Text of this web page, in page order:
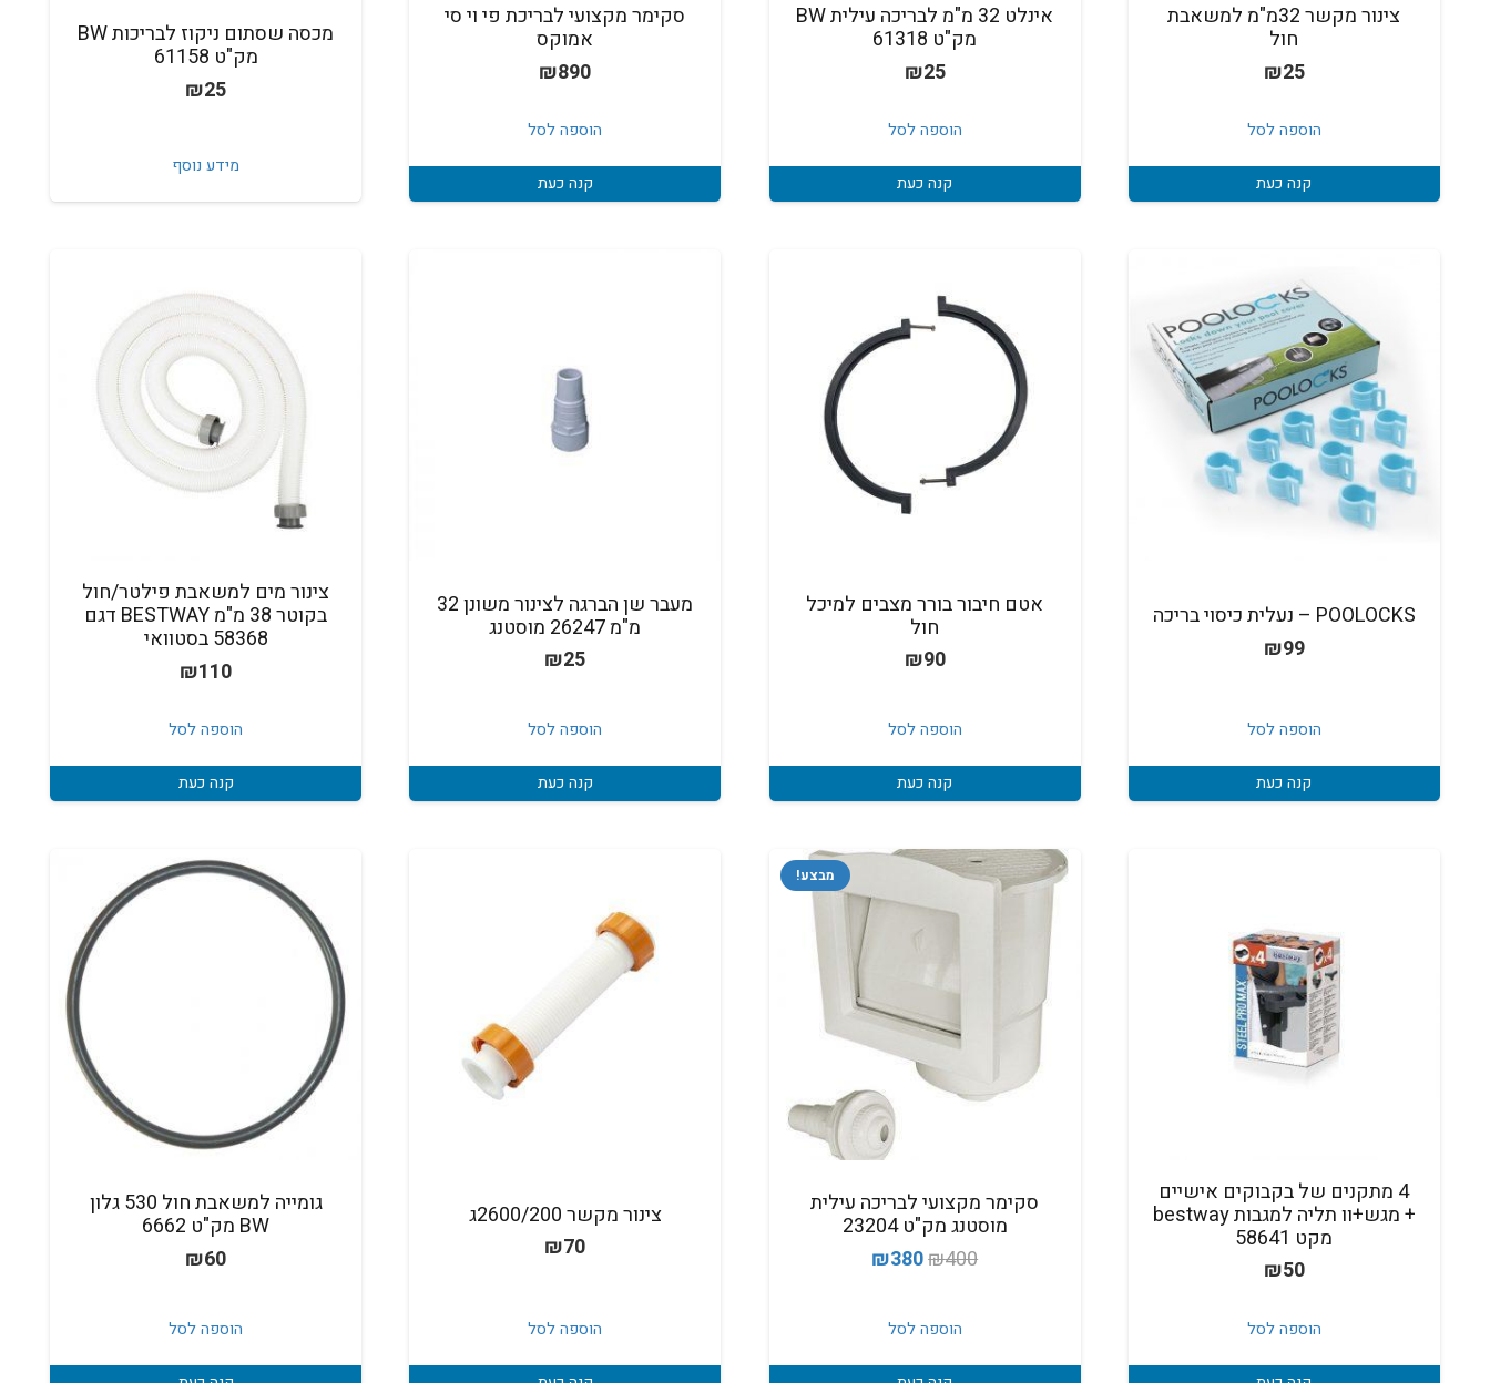
צינור מקשר 32מ"מ למשאבת
חול
₪25
הוספה לסל
קנה כעת
אינלט 32 מ"מ לבריכה עילית BW
מק"ט 61318
₪25
הוספה לסל
קנה כעת
סקימר מקצועי לבריכת פי וי סי
אמוקס
₪890
הוספה לסל
קנה כעת
מכסה שסתום ניקוז לבריכות BW
מק"ט 61158
₪25
מידע נוסף
POOLOCKS – נעלית כיסוי בריכה
₪99
הוספה לסל
קנה כעת
אטם חיבור בורר מצבים למיכל
חול
₪90
הוספה לסל
קנה כעת
מעבר שן הברגה לצינור משונן 32
מ"מ 26247 מוסטנג
₪25
הוספה לסל
קנה כעת
צינור מים למשאבת פילטר/חול
בקוטר 38 מ"מ BESTWAY דגם
58368 בסטוואי
₪110
הוספה לסל
קנה כעת
4 מתקנים של בקבוקים אישיים
+ מגש+וו תליה למגבות bestway
מקט 58641
₪50
הוספה לסל
מבצע!
סקימר מקצועי לבריכה עילית
מוסטנג מק"ט 23204
₪400
המחיר
היה:
₪380
המחיר
הוספה לסל
צינור מקשר 2600/200ג
₪70
הוספה לסל
גומייה למשאבת חול 530 גלון
BW מק"ט 6662
₪60
הוספה לסל